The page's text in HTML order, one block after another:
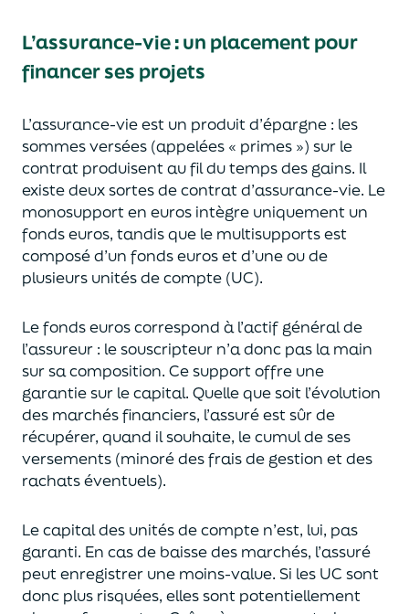
L’assurance-vie : un placement pour
financer ses projets
L’assurance-vie est un produit d’épargne : les
sommes versées (appelées « primes ») sur le
contrat produisent au fil du temps des gains. Il
existe deux sortesde contrat d’assurance-vie. Le
monosupport en euros intègre uniquement un
fonds euros, tandis que le multisupports est
composé d’un fonds euros et d’une ou de
plusieurs unités de compte (UC).
Le fonds euros correspond à l’actif général de
l’assureur : le souscripteur n’a donc pas la main
sur sa composition. Ce support offre une
garantie sur le capital. Quelle que soit l’évolution
des marchés financiers, l’assuré est sûr de
récupérer, quand il souhaite, le cumul de ses
versements (minoré des frais de gestion et des
rachats éventuels).
Le capital des unités de compte n’est, lui, pas
garanti. En casde baisse des marchés, l’assuré
peut enregistrer une moins-value. Si les UC sont
donc plus risquées, elles sont potentiellement